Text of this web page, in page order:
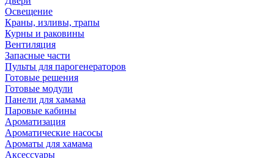
Освещение
Краны, изливы, трапы
Курны и раковины
Вентиляция
Запасные части
Пульты для парогенераторов
Готовые решения
Готовые модули
Панели для хамама
Паровые кабины
Ароматизация
Ароматические насосы
Ароматы для хамама
Аксессуары